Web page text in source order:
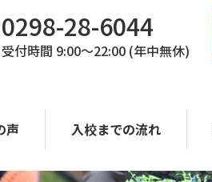
0298-28-6044
受付時間 9:00〜22:00 (年中無休)
声 入校までの流れ